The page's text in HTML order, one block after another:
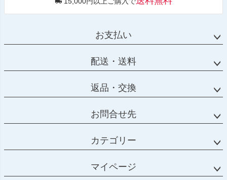
お支払い
配送・送料
返品・交換
お問合せ先
カテゴリー
マイページ